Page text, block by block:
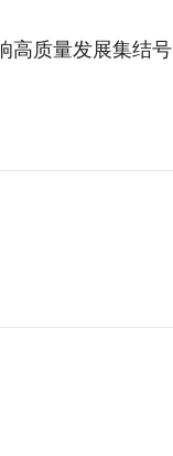
高质量发展集结号